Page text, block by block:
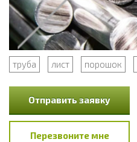
труба лист порошок
Отправить заявку
Перезвоните мне